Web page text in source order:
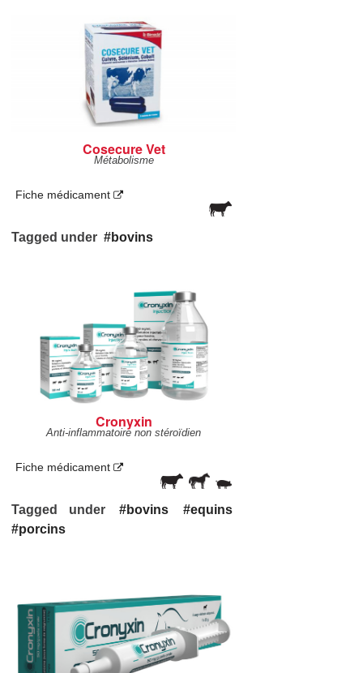
Cosecure Vet
Métabolisme
Fiche médicament
Tagged under bovins
Cronyxin
Anti-inflammatoire non stéroïdien
Fiche médicament
Tagged under bovins
equins
porcins